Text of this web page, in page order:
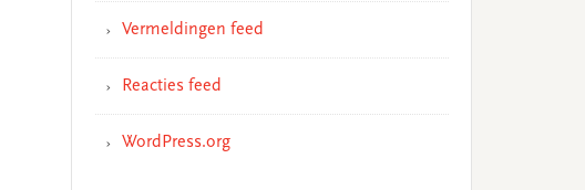
Vermeldingen feed
Reacties feed
WordPress.org